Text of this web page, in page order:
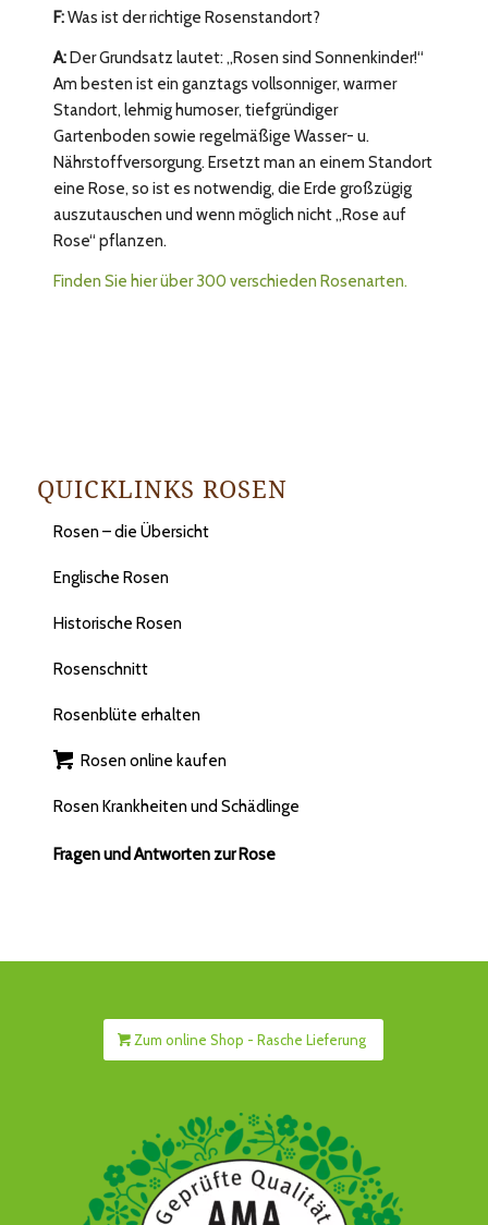
F:Was ist der richtige Rosenstandort?
A:Der Grundsatz lautet: „Rosen sind Sonnenkinder!“
Am besten ist ein ganztags vollsonniger, warmer
Standort, lehmig humoser, tiefgründiger
Gartenboden sowie regelmäßige Wasser- u.
Nährstoffversorgung. Ersetzt man an einem Standort
eine Rose, so ist es notwendig, die Erde großzügig
auszutauschen und wenn möglich nicht „Rose auf
Rose“ pflanzen.
Finden Sie hier über 300 verschieden Rosenarten.
QUICKLINKS ROSEN
Rosen – die Übersicht
Englische Rosen
Historische Rosen
Rosenschnitt
Rosenblüte erhalten
Rosen online kaufen
Rosen Krankheiten und Schädlinge
Fragen und Antworten zur Rose
Zum online Shop - Rasche Lieferung